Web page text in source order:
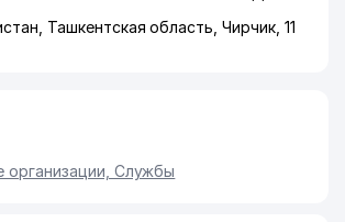
Ташкентская область ,Чирчик, 11
организации, Службы